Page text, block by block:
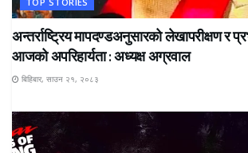
अन्तर्राष्ट्रिय मापदण्डअनुसारको लेखापरीक्षण र
आजको अपरिहार्यता : अध्यक्ष अग्रवाल
बिहिबार, साउन २१, २०८३